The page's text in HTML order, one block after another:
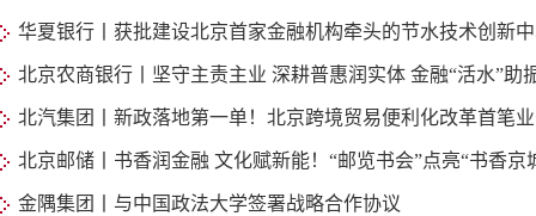
华夏银行丨获批建设北京首家金融机构牵头的节水技术创新
北京农商银行丨坚守主责主业 深耕普惠润实体 金融“活水”助
北汽集团丨新政落地第一单！北京跨境贸易便利化改革首笔
北京邮储丨书香润金融 文化赋新能！“邮览书会”点亮“书香京
金隅集团丨与中国政法大学签署战略合作协议